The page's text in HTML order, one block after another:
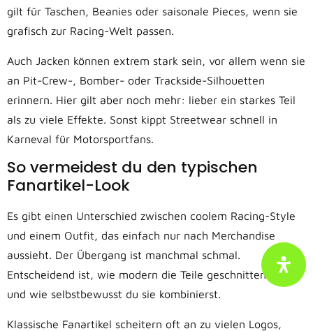
gilt für Taschen, Beanies oder saisonale Pieces, wenn sie
grafisch zur Racing-Welt passen.
Auch Jacken können extrem stark sein, vor allem wenn sie
an Pit-Crew-, Bomber- oder Trackside-Silhouetten
erinnern. Hier gilt aber noch mehr: lieber ein starkes Teil
als zu viele Effekte. Sonst kippt Streetwear schnell in
Karneval für Motorsportfans.
So vermeidest du den typischen
Fanartikel-Look
Es gibt einen Unterschied zwischen coolem Racing-Style
und einem Outfit, das einfach nur nach Merchandise
aussieht. Der Übergang ist manchmal schmal.
Entscheidend ist, wie modern die Teile geschnitten sind
und wie selbstbewusst du sie kombinierst.
Klassische Fanartikel scheitern oft an zu vielen Logos,